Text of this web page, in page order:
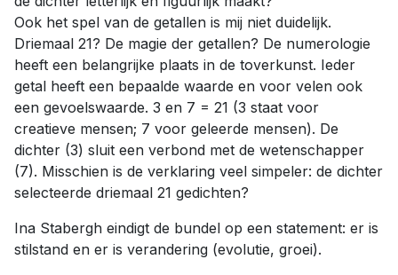
Ook het spel van de getallen is mij niet duidelijk.
Driemaal 21? De magie der getallen? De numerologie
heeft een belangrijke plaats in de toverkunst. Ieder
getal heeft een bepaalde waarde en voor velen ook
een gevoelswaarde. 3 en 7 = 21 (3 staat voor
creatieve mensen; 7 voor geleerde mensen). De
dichter (3) sluit een verbond met de wetenschapper
(7). Misschien is de verklaring veel simpeler: de dichter
selecteerde driemaal 21 gedichten?
Ina Stabergh eindigt de bundel op een statement: er is
stilstand en er is verandering (evolutie, groei).